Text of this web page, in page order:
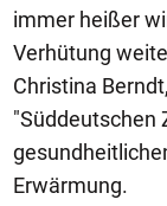
immer heißer
Verhütung
Christina
"Süddeutschen
Erwärmung.